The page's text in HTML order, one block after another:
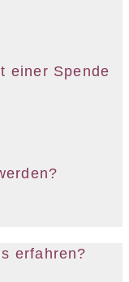
einer Spende
erfahren?